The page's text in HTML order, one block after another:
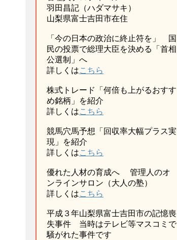
羽田昌記（ハダマサキ）
山梨県富士吉田市在住
「今の日本の政治に終止符を」 国
民の投票で総理大臣を決める「首相
公選制」へ
詳しくはこちら
株式トレード「何倍も上がるおすす
め銘柄」を紹介
詳しくはこちら
競馬穴馬予想「回収率大幅プラス実
現」を紹介
詳しくはこちら
優れた人材の育成へ 管理人のオ
ンラインサロン（大人の塾）
詳しくはこちら
平成３年山梨県富士吉田市の記憶喪
失事件 当時はテレビ等マスコミで
騒がれた事件です